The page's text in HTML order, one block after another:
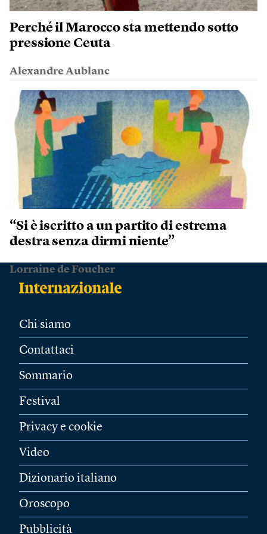
Perché il Marocco sta mettendo sotto
pressione Ceuta
Alexandre Aublanc
“Si è iscritto a un partito di estrema
destra senza dirmi niente”
Lorraine de Foucher
Chi siamo
Contattaci
Sommario
Festival
Privacy e cookie
Video
Dizionario italiano
Oroscopo
Pubblicità